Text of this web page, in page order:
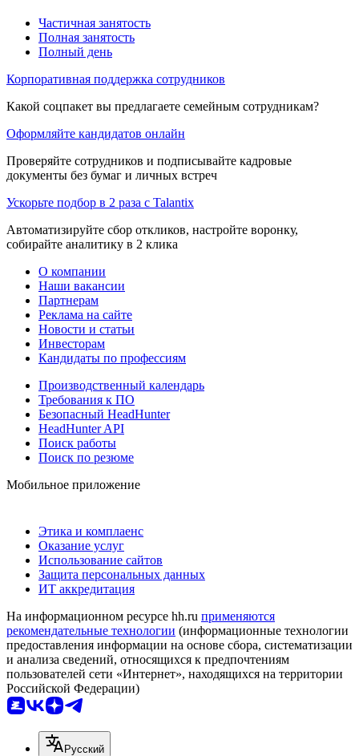
Частичная занятость
Полная занятость
Полный день
Корпоративная поддержка сотрудников
Какой соцпакет вы предлагаете семейным сотрудникам?
Оформляйте кандидатов онлайн
Проверяйте сотрудников и подписывайте кадровые
документы без бумаг и личных встреч
Ускорьте подбор в 2 раза с Talantix
Автоматизируйте сбор откликов, настройте воронку,
собирайте аналитику в 2 клика
О компании
Наши вакансии
Партнерам
Реклама на сайте
Новости и статьи
Инвесторам
Кандидаты по профессиям
Производственный календарь
Требования к ПО
Безопасный HeadHunter
HeadHunter API
Поиск работы
Поиск по резюме
Мобильное приложение
Этика и комплаенс
Оказание услуг
Использование сайтов
Защита персональных данных
ИТ аккредитация
На информационном ресурсе hh.ru применяются
рекомендательные технологии (информационные технологии
предоставления информации на основе сбора, систематизации
и анализа сведений, относящихся к предпочтениям
пользователей сети «Интернет», находящихся на территории
Российской Федерации)
Русский